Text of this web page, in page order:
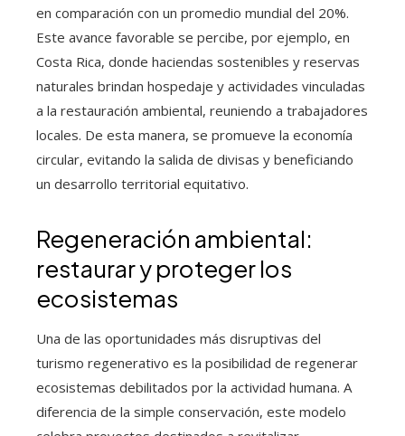
en comparación con un promedio mundial del 20%.
Este avance favorable se percibe, por ejemplo, en
Costa Rica, donde haciendas sostenibles y reservas
naturales brindan hospedaje y actividades vinculadas
a la restauración ambiental, reuniendo a trabajadores
locales. De esta manera, se promueve la economía
circular, evitando la salida de divisas y beneficiando
un desarrollo territorial equitativo.
Regeneración ambiental:
restaurar y proteger los
ecosistemas
Una de las oportunidades más disruptivas del
turismo regenerativo es la posibilidad de regenerar
ecosistemas debilitados por la actividad humana. A
diferencia de la simple conservación, este modelo